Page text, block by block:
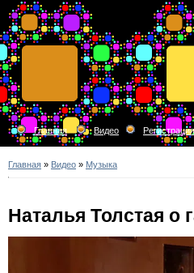
Главная Видео Регистрация
Главная » Видео » Музыка
Наталья Толстая о